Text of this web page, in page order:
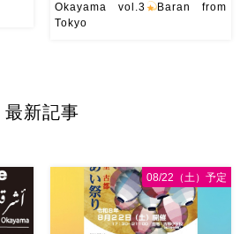
た！
フ
します
[…]
Okayama vol.3
Baran from
Tokyo
最新記事
08/22（土）予定